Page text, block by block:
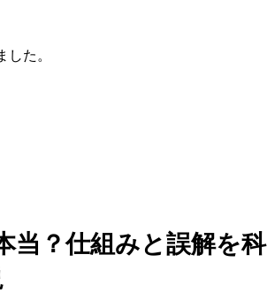
た。
当？仕組みと誤解を科